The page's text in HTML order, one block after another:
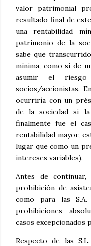
valor patrimonial
resultado final de
una rentabilidad
patrimonio de la
sabe que
mínima, como si de
asumir el
socios/accionistas.
ocurriría con un
de la sociedad si
finalmente fue el
rentabilidad mayor,
lugar que como un
intereses variables).
Antes de
prohibición de
como para las
prohibiciones
casos excepcionados
Respecto de las